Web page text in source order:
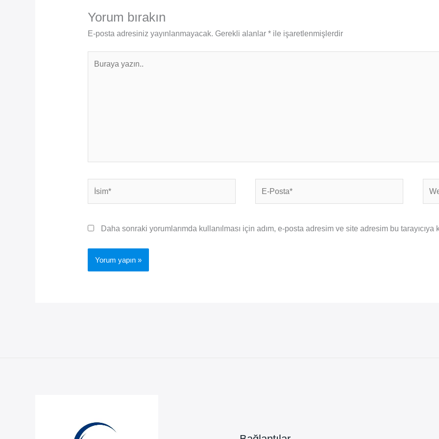
Yorum bırakın
E-posta adresiniz yayınlanmayacak. Gerekli alanlar *ile işaretlenmişlerdir
yazın..
Posta*
Daha sonraki yorumlarımda kullanılması için adım, e-posta adresim ve site adresim bu tarayıcıya